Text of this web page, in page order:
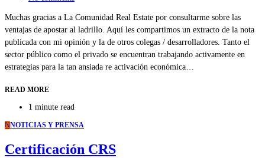
Muchas gracias a La Comunidad Real Estate por consultarme sobre las
ventajas de apostar al ladrillo. Aquí les compartimos un extracto de la nota
publicada con mi opinión y la de otros colegas / desarrolladores. Tanto el
sector público como el privado se encuentran trabajando activamente en
estrategias para la tan ansiada re activación económica…
READ MORE
1 minute read
NNOTICIAS Y PRENSA
Certificación CRS